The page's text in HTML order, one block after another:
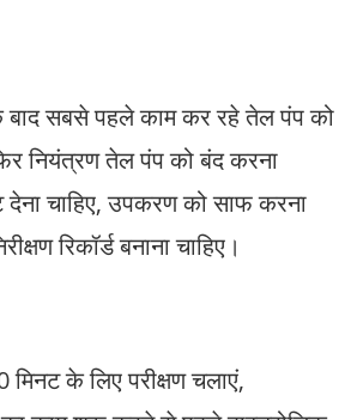
सबसे पहले काम कर रहे तेल पंप को
नियंत्रण तेल पंप को बंद करना
देना चाहिए, उपकरण को साफ करना
रिकॉर्ड बनाना चाहिए।
के लिए परीक्षण चलाएं,